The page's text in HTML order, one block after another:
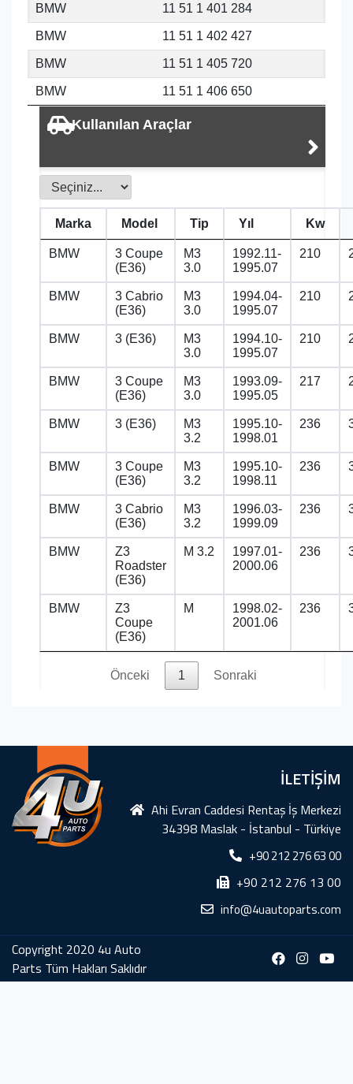
BMW 11 51 1 401 284
BMW 11 51 1 402 427
BMW 11 51 1 405 720
BMW 11 51 1 406 650
Kullanılan Araçlar
Marka Model Tip Yıl Kw
BMW
3 Coupe
(E36)
M3
3.0
1992.11-
1995.07
210
BMW
3 Cabrio
(E36)
M3
3.0
1994.04-
1995.07
210
BMW 3 (E36)
M3
3.0
1994.10-
1995.07
210
BMW
3 Coupe
(E36)
M3
3.0
1993.09-
1995.05
217
BMW 3 (E36)
M3
3.2
1995.10-
1998.01
236
BMW
3 Coupe
(E36)
M3
3.2
1995.10-
1998.11
236
BMW
3 Cabrio
(E36)
M3
3.2
1996.03-
1999.09
236
BMW
Z3
Roadster
(E36)
M 3.2
1997.01-
2000.06
236
BMW
Z3
Coupe
(E36)
M
1998.02-
2001.06
236
Önceki 1 Sonraki
İLETİŞİM
Ahi Evran Caddesi Rentaş İş Merkezi
34398 Maslak - İstanbul - Türkiye
+90 212 276 63 00
+90 212 276 13 00
info@4uautoparts.com
Copyright 2020 4u Auto
Parts Tüm Hakları Saklıdır